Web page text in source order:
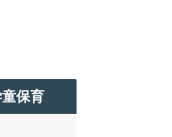
保育